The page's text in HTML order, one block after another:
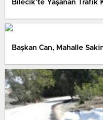
Bilecik’te Yaşanan Trafik
Başkan Can, Mahalle